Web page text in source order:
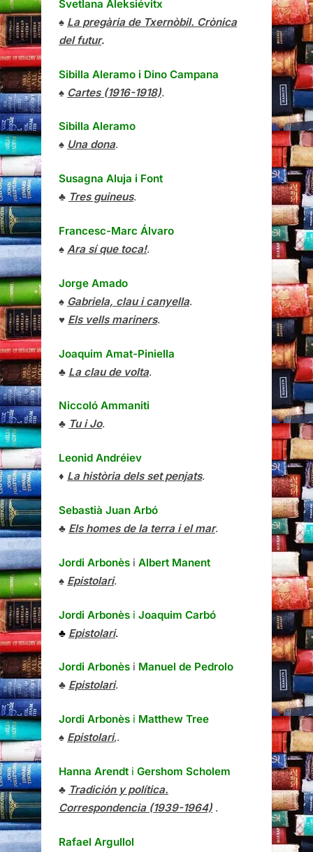
Svetlana Aleksiévitx
♠ La pregària de Txernòbil. Crònica
del futur.
Sibilla Aleramo i Dino Campana
♠ Cartes (1916-1918).
Sibilla Aleramo
♠ Una dona.
Susagna Aluja i Font
♣ Tres guineus.
Francesc-Marc Álvaro
♠ Ara sí que toca!.
Jorge Amado
♠ Gabriela, clau i canyella.
♥ Els vells mariners.
Joaquim Amat-Piniella
♣ La clau de volta.
Niccoló Ammaniti
♣ Tu i Jo.
Leonid Andréiev
♦ La història dels set penjats.
Sebastià Juan Arbó
♣ Els homes de la terra i el mar.
Jordi Arbonès i Albert Manent
♠ Epistolari.
Jordi Arbonès i Joaquim Carbó
♣ Epistolari.
Jordi Arbonès i Manuel de Pedrolo
♣ Epistolari.
Jordi Arbonès i Matthew Tree
♠ Epistolari,.
Hanna Arendt i Gershom Scholem
♣ Tradición y política.
Correspondencia (1939-1964) .
Rafael Argullol